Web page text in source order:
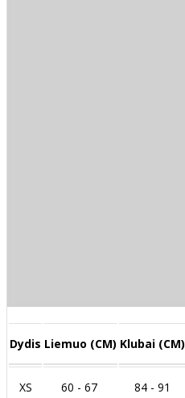
Dydis Liemuo (CM) Klubai (CM)
XS 60 - 67 84 - 91